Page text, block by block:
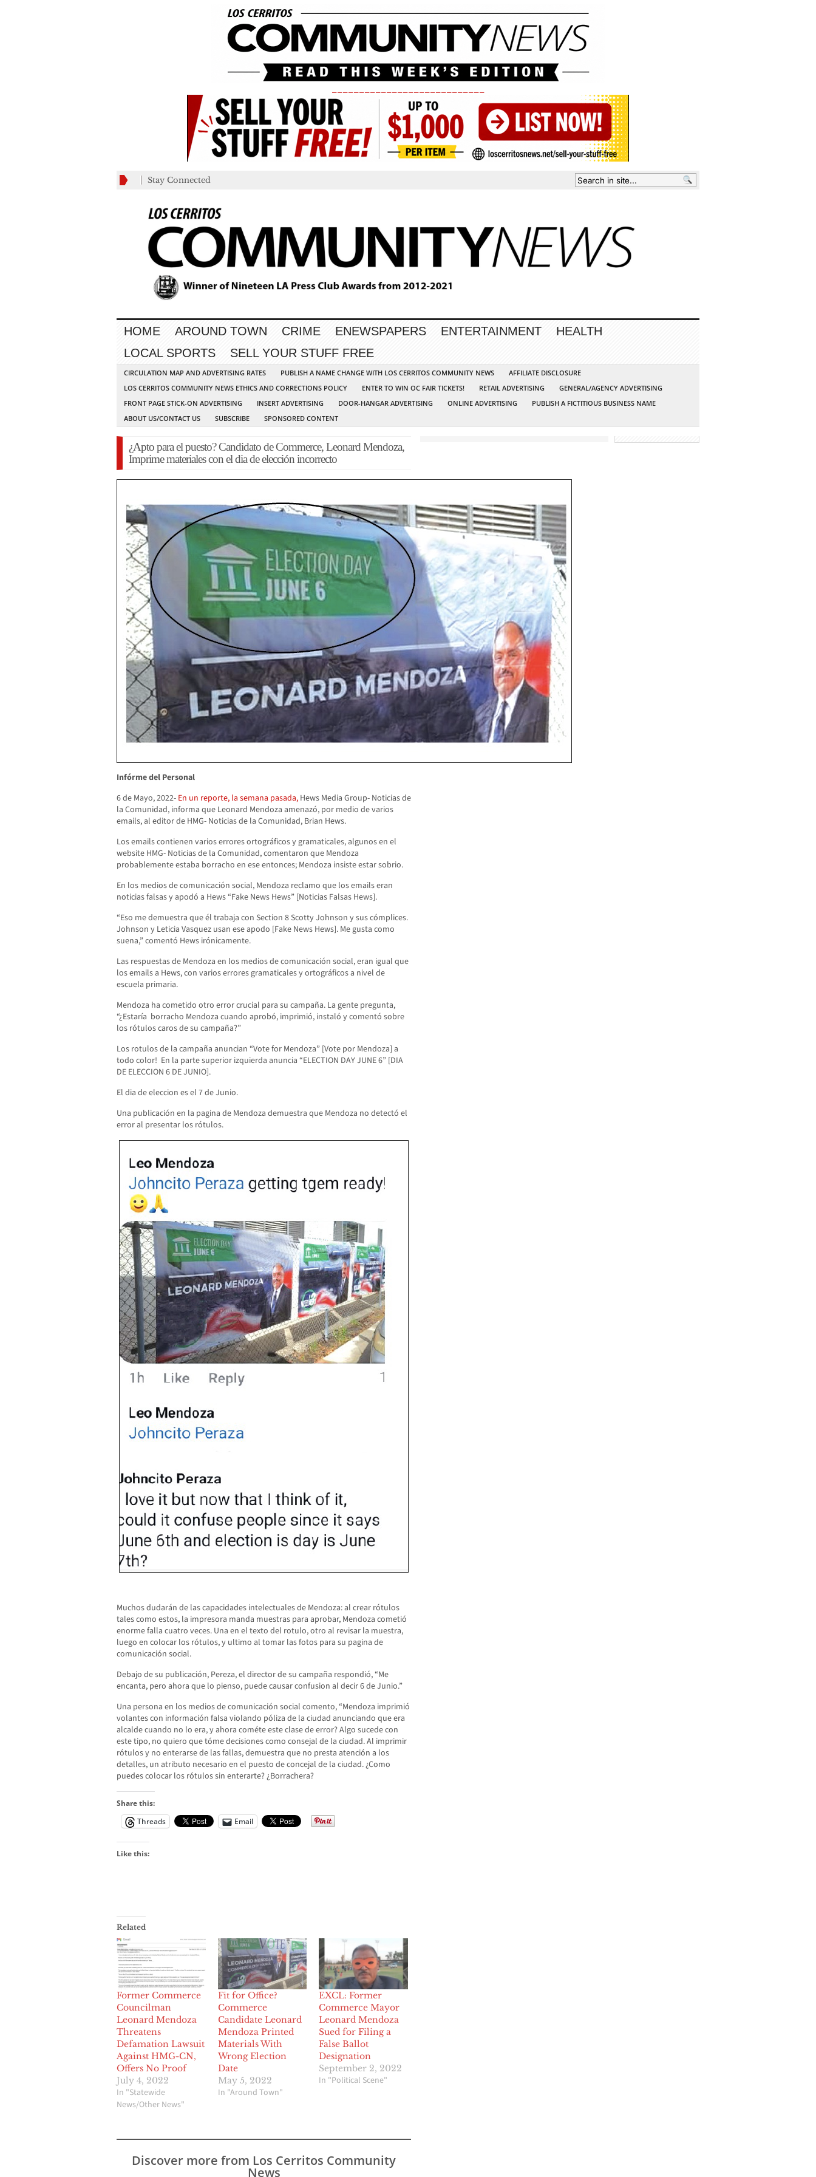
Stay Connected
HOME AROUND TOWN CRIME ENEWSPAPERS ENTERTAINMENT
HEALTH
LOCAL SPORTS
SELL YOUR STUFF FREE
CIRCULATION MAP AND ADVERTISING RATES PUBLISH A NAME CHANGE WITH LOS CERRITOS COMMUNITY NEWS
AFFILIATE DISCLOSURE
LOS CERRITOS COMMUNITY NEWS ETHICS AND CORRECTIONS POLICY
ENTER TO WIN OC FAIR TICKETS! RETAIL ADVERTISING
GENERAL/AGENCY ADVERTISING
FRONT PAGE STICK-ON ADVERTISING
INSERT ADVERTISING DOOR-HANGAR ADVERTISING ONLINE ADVERTISING
PUBLISH A FICTITIOUS BUSINESS NAME
ABOUT US/CONTACT US
SUBSCRIBE SPONSORED CONTENT
¿Apto para el puesto? Candidato de Commerce, Leonard Mendoza,
Imprime materiales con el dia de elección incorrecto
Infórme del Personal
6 de Mayo, 2022- En un reporte, la semana pasada, Hews Media Group- Noticias de
la Comunidad, informa que Leonard Mendoza amenazó, por medio de varios
emails, al editor de HMG- Noticias de la Comunidad, Brian Hews.
Los emails contienen varios errores ortográficos y gramaticales, algunos en el
website HMG- Noticias de la Comunidad, comentaron que Mendoza
probablemente estaba borracho en ese entonces; Mendoza insiste estar sobrio.
En los medios de comunicación social, Mendoza reclamo que los emails eran
noticias falsas y apodó a Hews “Fake News Hews” [Noticias Falsas Hews].
“Eso me demuestra que él trabaja con Section 8 Scotty Johnson y sus cómplices.
Johnson y Leticia Vasquez usan ese apodo [Fake News Hews]. Me gusta como
suena,” comentó Hews irónicamente.
Las respuestas de Mendoza en los medios de comunicación social, eran igual que
los emails a Hews, con varios errores gramaticales y ortográficos a nivel de
escuela primaria.
Mendoza ha cometido otro error crucial para su campaña. La gente pregunta,
“¿Estaría borracho Mendoza cuando aprobó, imprimió, instaló y comentó sobre
los rótulos caros de su campaña?”
Los rotulos de la campaña anuncian “Vote for Mendoza” [Vote por Mendoza] a
todo color! En la parte superior izquierda anuncia “ELECTION DAY JUNE 6” [DIA
DE ELECCION 6 DE JUNIO].
El dia de eleccion es el 7 de Junio.
Una publicación en la pagina de Mendoza demuestra que Mendoza no detectó el
error al presentar los rótulos.
Muchos dudarán de las capacidades intelectuales de Mendoza: al crear rótulos
tales como estos, la impresora manda muestras para aprobar, Mendoza cometió
enorme falla cuatro veces. Una en el texto del rotulo, otro al revisar la muestra,
luego en colocar los rótulos, y ultimo al tomar las fotos para su pagina de
comunicación social.
Debajo de su publicación, Pereza, el director de su campaña respondió, “Me
encanta, pero ahora que lo pienso, puede causar confusion al decir 6 de Junio.”
Una persona en los medios de comunicación social comento, “Mendoza imprimió
volantes con información falsa violando póliza de la ciudad anunciando que era
alcalde cuando no lo era, y ahora cométe este clase de error? Algo sucede con
este tipo, no quiero que tóme decisiones como consejal de la ciudad. Al imprimir
rótulos y no enterarse de las fallas, demuestra que no presta atención a los
detalles, un atributo necesario en el puesto de concejal de la ciudad. ¿Como
puedes colocar los rótulos sin enterarte? ¿Borrachera?
Share this:
Threads
Email
Like this:
Related
Former Commerce
Councilman
Leonard Mendoza
Threatens
Defamation Lawsuit
Against HMG-CN,
Offers No Proof
July 4, 2022
In "Statewide
News/Other News"
Fit for Office?
Commerce
Candidate Leonard
Mendoza Printed
Materials With
Wrong Election
Date
May 5, 2022
In "Around Town"
EXCL: Former
Commerce Mayor
Leonard Mendoza
Sued for Filing a
False Ballot
Designation
September 2, 2022
In "Political Scene"
Discover more from Los Cerritos Community
News